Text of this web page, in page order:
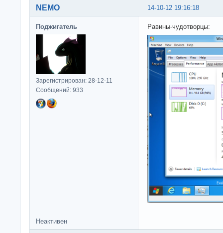
14-10-12 19:16:18
NEMO
Поджигатель
Зарегистрирован: 28-12-11
Сообщений: 933
Равины-чудотворцы:
Неактивен